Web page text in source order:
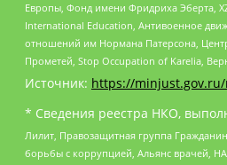
Европы, Фонд имени Фридриха Эберта,
International Education, Антивоенное
отношений им Нормана Патерсона,
Прометей, Stop Occupation of Karelia,
Источник: https://
* Сведения реестра НКО,
Лилит, Правозащитная группа
борьбы с коррупцией, Альянс врачей,